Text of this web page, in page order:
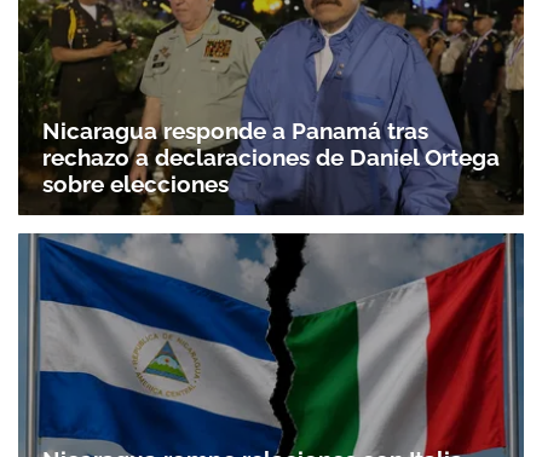
Nicaragua responde a Panamá tras
rechazo a declaraciones de Daniel Ortega
sobre elecciones